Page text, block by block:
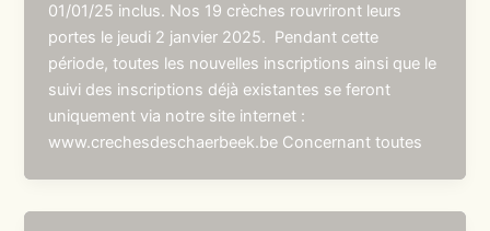
01/01/25 inclus. Nos 19 crèches rouvriront leurs
portes le jeudi 2 janvier 2025. Pendant cette
période, toutes les nouvelles inscriptions ainsi que le
suivi des inscriptions déjà existantes se feront
uniquement via notre site internet :
www.crechesdeschaerbeek.be Concernant toutes